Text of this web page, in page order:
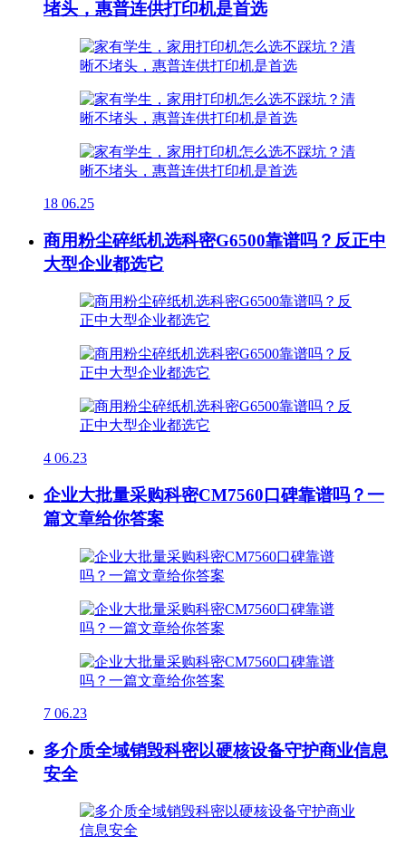
堵头，惠普连供打印机是首选
18 06.25
商用粉尘碎纸机选科密G6500靠谱吗？反正中
大型企业都选它
4 06.23
企业大批量采购科密CM7560口碑靠谱吗？一
篇文章给你答案
7 06.23
多介质全域销毁科密以硬核设备守护商业信息
安全